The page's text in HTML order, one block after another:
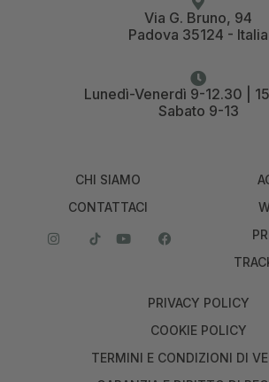
Via G. Bruno, 94
Padova 35124 - Italia
Lunedì-Venerdì 9-12.30 |
Sabato 9-13
CHI SIAMO
CONTATTACI
PRIVACY POLICY
COOKIE POLICY
TERMINI E CONDIZIONI DI